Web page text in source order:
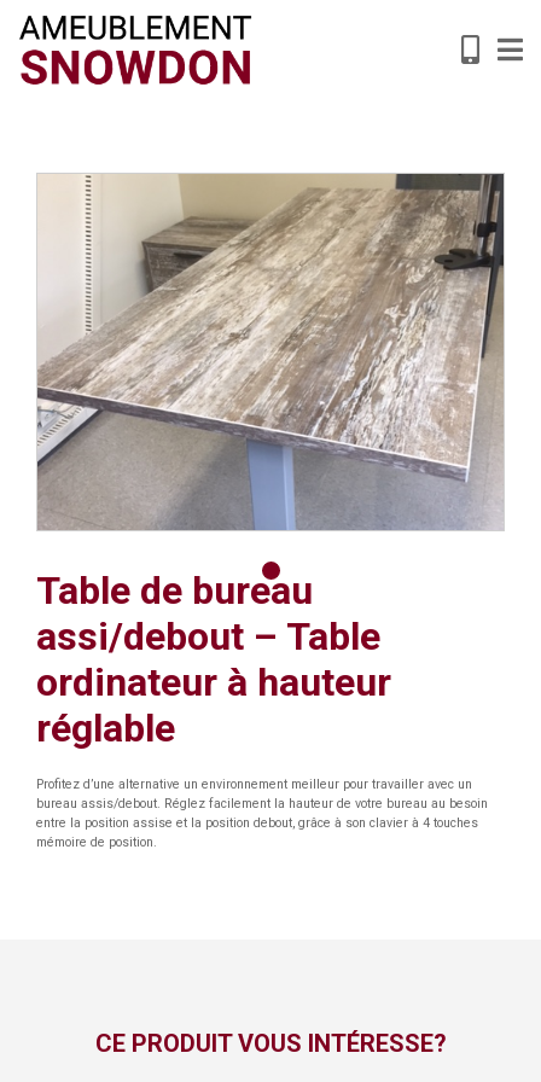
Table de bureau
assi/debout – Table
ordinateur à hauteur
réglable
Profitez d’une alternative un environnement meilleur pour travailler avec un
bureau assis/debout. Réglez facilement la hauteur de votre bureau au besoin
entre la position assise et la position debout, grâce à son clavier à 4 touches
mémoire de position.
CE PRODUIT VOUS INTÉRESSE?